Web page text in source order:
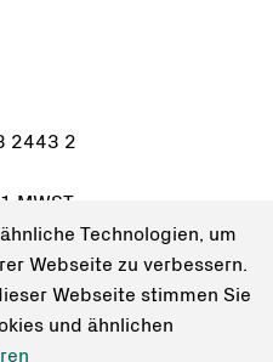
2443 2
MWST
Technologien, um
Webseite zu verbessern.
Webseite stimmen Sie
und ähnlichen